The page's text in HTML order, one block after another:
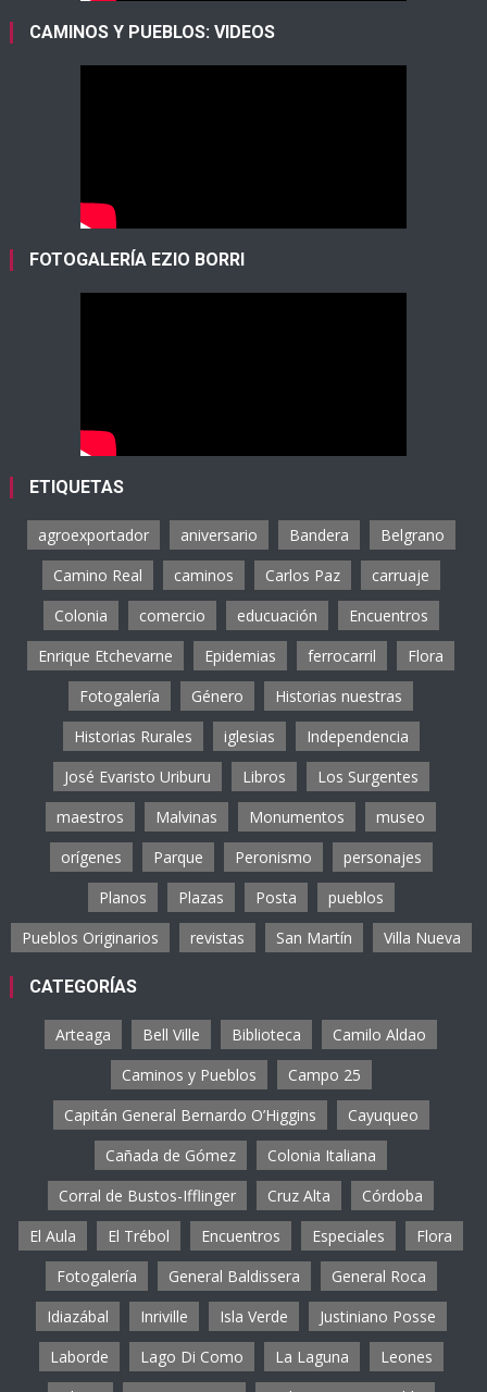
CAMINOS Y PUEBLOS: VIDEOS
FOTOGALERÍA EZIO BORRI
ETIQUETAS
agroexportador aniversario Bandera
Belgrano
Camino Real
caminos Carlos Paz
carruaje
Colonia
comercio educuación
Encuentros
Enrique Etchevarne
Epidemias ferrocarril
Flora
Fotogalería
Género
Historias nuestras
Historias Rurales
iglesias
Independencia
José Evaristo Uriburu
Libros
Los Surgentes
maestros
Malvinas Monumentos
museo
orígenes
Parque Peronismo
personajes
Planos
Plazas Posta
pueblos
Pueblos Originarios
revistas San Martín Villa Nueva
CATEGORÍAS
Arteaga Bell Ville Biblioteca
Camilo Aldao
Caminos y Pueblos
Campo 25
Capitán General Bernardo O’Higgins
Cayuqueo
Cañada de Gómez
Colonia Italiana
Corral de Bustos-Ifflinger
Cruz Alta
Córdoba
El Aula
El Trébol Encuentros Especiales
Flora
Fotogalería
General Baldissera
General Roca
Idiazábal
Inriville Isla Verde
Justiniano Posse
Laborde
Lago Di Como La Laguna
Leones